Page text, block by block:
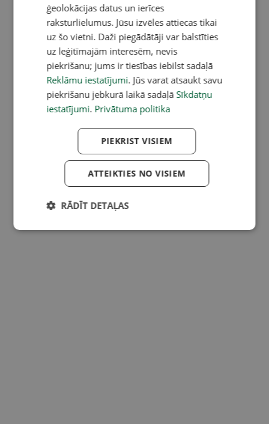
ģeolokācijas datus un ierīces
raksturlielumus. Jūsu izvēles attiecas tikai
uz šo vietni. Daži piegādātāji var balstīties
uz leģitīmajām interesēm, nevis
piekrišanu; jums ir tiesības iebilst sadaļā
Reklāmu iestatījumi. Jūs varat atsaukt savu
piekrišanu jebkurā laikā sadaļā Sīkdatņu
iestatījumi. Privātuma politika
PIEKRIST VISIEM
ATTEIKTIES NO VISIEM
RĀDĪT DETAĻAS